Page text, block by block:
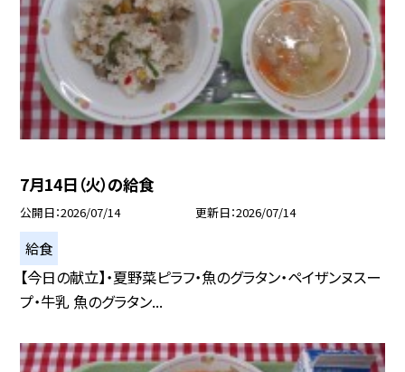
7月14日（火）の給食
公開日 2026/07/14 更新日 2026/07/14
給食
【今日の献立】・夏野菜ピラフ・魚のグラタン・ペイザンヌスー
プ・牛乳 魚のグラタン...